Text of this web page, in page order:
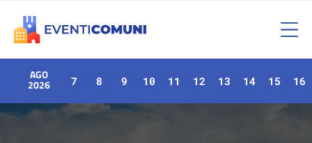
AGO
2026 7 8 9 10 11 12 13 14 15 16